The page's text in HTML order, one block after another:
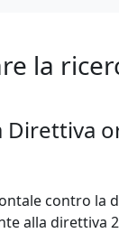
la
Direttiva
contro la
alla direttiva